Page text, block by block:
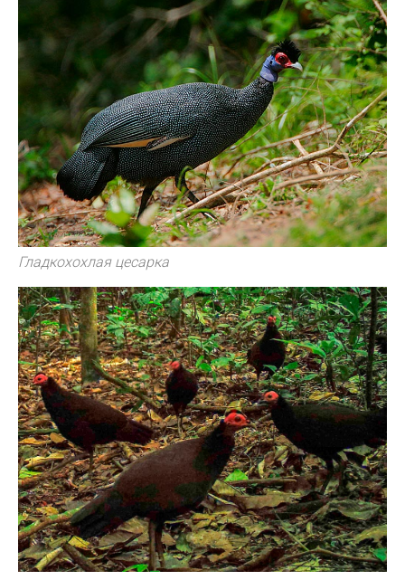
Гладкохохлая цесарка